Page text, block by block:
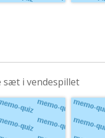
sæt i vendespillet
konkurrence